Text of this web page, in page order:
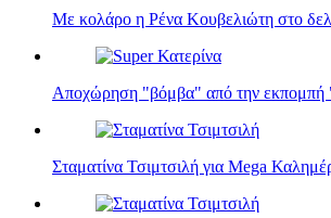
Με κολάρο η Ρένα Κουβελιώτη στο
Αποχώρηση "βόμβα" από την εκπομπή
Σταματίνα Τσιμτσιλή για Mega